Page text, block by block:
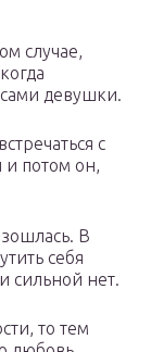
случае,
девушки.
с
и потом он,
В
себя
сильной нет.
то тем